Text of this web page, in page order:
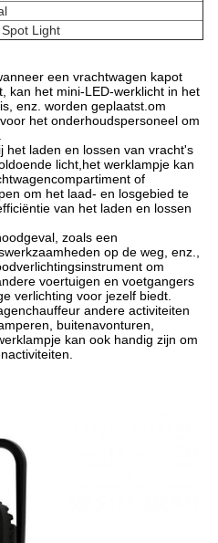
Light
een vrachtwagen kapot
kan het mini-LED-werklicht in het
enz. worden geplaatst.om
het onderhoudspersoneel om
het laden en lossen van vracht's
licht,het werklampje kan
of
om het laad- en losgebied te
van het laden en lossen
zoals een
op de weg, enz.,
om
voertuigen en voetgangers
verlichting voor jezelf biedt.
andere activiteiten
buitenavonturen,
kan ook handig zijn om